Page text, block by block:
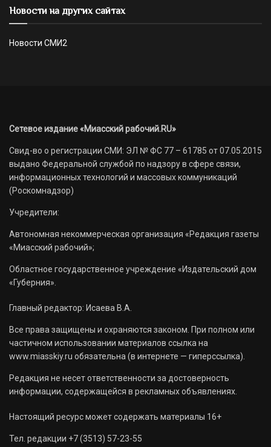
Новости на других сайтах
Новости СМИ2
Сетевое издание «Миасский рабочий.RU»
Свид-во о регистрации СМИ: ЭЛ № ФС 77 – 61785 от 07.05.2015
выдано Федеральной службой по надзору в сфере связи,
информационных технологий и массовых коммуникаций
(Роскомнадзор)
Учредители:
Автономная некоммерческая организация «Редакция газеты
«Миасский рабочий»;
Областное государственное учреждение «Издательский дом
«Губерния».
Главный редактор: Исаева В.А.
Все права защищены и охраняются законом. При полном или
частичном использовании материалов ссылка на
www.miasskiy.ru обязательна (в интернете — гиперссылка).
Редакция не несет ответственности за достоверность
информации, содержащейся в рекламных объявлениях.
Настоящий ресурс может содержать материалы 16+
Тел. редакции +7 (3513) 57-23-55